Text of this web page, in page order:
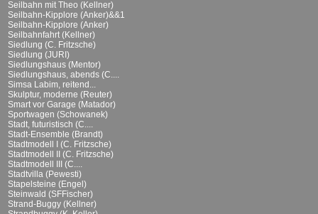
Seilbahn mit Theo (Kellner)
Seilbahn-Kipplore (Anker)&&1
Seilbahn-Kipplore (Anker)
Seilbahnfahrt (Kellner)
Siedlung (C. Fritzsche)
Siedlung (JURI)
Siedlungshaus (Mentor)
Siedlungshaus, abends (C....
Simsa Labim, reitend...
Skulptur, moderne (Reuter)
Smart vor Garage (Matador)
Sportwagen (Schowanek)
Stadt, futuristisch (C....
Stadt-Ensemble (Brandt)
Stadtmodell I (C. Fritzsche)
Stadtmodell II (C. Fritzsche)
Stadtmodell III (C....
Stadtvilla (Pewesti)
Stapelsteine (Engel)
Steinwald (SFFischer)
Strand-Buggy (Kellner)